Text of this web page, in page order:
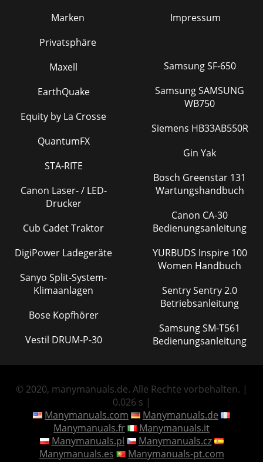
Marken
Privatsphäre
Impressum
Maxell
EarthQuake
Equity by La Crosse
QuantumFX
STA-RITE
Canon Laser- / LED-
Drucker
Cub Cadet Traktor
DigiPower Ladegeräte
Sanyo Split-System-
Klimaanlagen
Bose Kopfhörer
Vestil DRUM-P-30
Samsung SF-650
Samsung SAMSUNG
WB750
Siemens HB33AB550R
Gin Yak
Bosch Greenstar 131
Wartungshandbuch
Canon CA-30
Bedienungsanleitung
YURBUDS Inspire 100
Women Handbuch
Sentry Sentry 2.0
Betriebsanleitung
Samsung SM-T561
Bedienungsanleitung
© 2020, manymanuals.de. Alle Rechte vorbehalten. |
0.026 s |
Manymanuals.com
Manymanuals.de
Manymanuals.fr
Manymanuals.it
Manymanuals.pl
Manymanuals.cz
Manymanuals.es
Manymanuals-pt.com